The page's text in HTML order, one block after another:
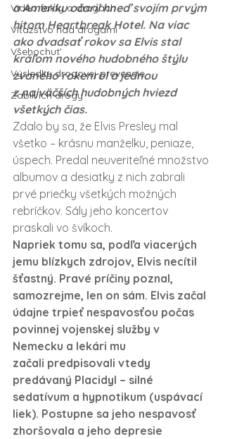
Video fakty o drogách
Víťazstvo nad drogami
Všehochut'
Výsledky drogovej prevencie
Zabili ich drogy
a Ameriku očaril hneď svojím prvým
hitom Heartbreak Hotel. Na viac
ako dvadsať rokov sa Elvis stal
kráľom nového hudobného štýlu
zvaného rokenrol a jednou
z najväčších hudobných hviezd
všetkých čias.
Zdalo by sa, že Elvis Presley mal
všetko – krásnu manželku, peniaze,
úspech. Predal neuveriteľné množstvo
albumov a desiatky z nich zabrali
prvé priečky všetkých možných
rebríčkov. Sály jeho koncertov
praskali vo švíkoch.
Napriek tomu sa, podľa viacerých
jemu blízkych zdrojov, Elvis necítil
šťastný. Pravé príčiny poznal,
samozrejme, len on sám. Elvis začal
údajne trpieť nespavosťou počas
povinnej vojenskej služby v
Nemecku a lekári mu
začali predpisovali vtedy
predávaný Placidyl – silné
sedatívum a hypnotikum (uspávací
liek). Postupne sa jeho nespavosť
zhoršovala a jeho depresie